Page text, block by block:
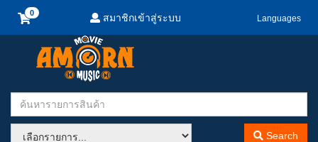
สมาชิกเข้าสู่ระบบ Languages
Search